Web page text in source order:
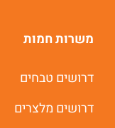
משרות חמות
דרושים טבחים
דרושים מלצרים